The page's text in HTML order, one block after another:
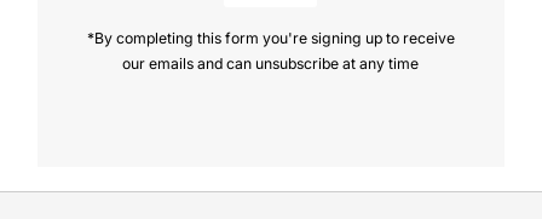
*By completing this form you're signing up to receive
our emails and can unsubscribe at any time